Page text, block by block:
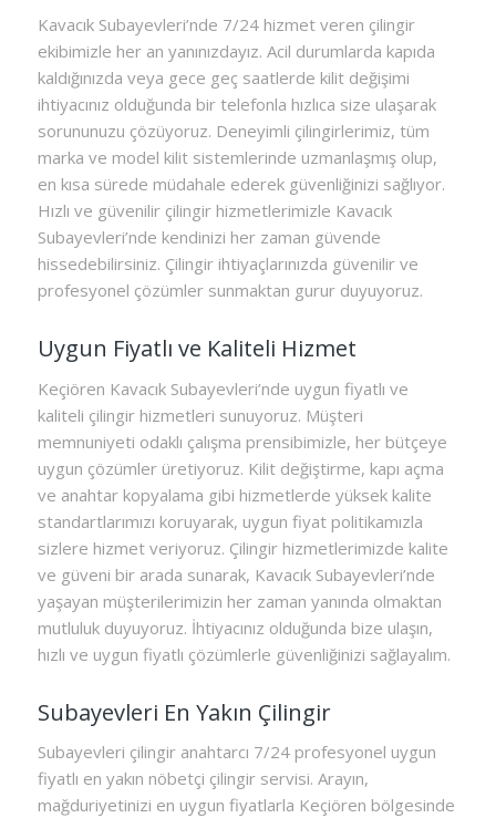
Kavacık Subayevleri’nde 7/24 hizmet veren çilingir
ekibimizle her an yanınızdayız. Acil durumlarda kapıda
kaldığınızda veya gece geç saatlerde kilit değişimi
ihtiyacınız olduğunda bir telefonla hızlıca size ulaşarak
sorununuzu çözüyoruz. Deneyimli çilingirlerimiz, tüm
marka ve model kilit sistemlerinde uzmanlaşmış olup,
en kısa sürede müdahale ederek güvenliğinizi sağlıyor.
Hızlı ve güvenilir çilingir hizmetlerimizle Kavacık
Subayevleri’nde kendinizi her zaman güvende
hissedebilirsiniz. Çilingir ihtiyaçlarınızda güvenilir ve
profesyonel çözümler sunmaktan gurur duyuyoruz.
Uygun Fiyatlı ve Kaliteli Hizmet
Keçiören Kavacık Subayevleri’nde uygun fiyatlı ve
kaliteli çilingir hizmetleri sunuyoruz. Müşteri
memnuniyeti odaklı çalışma prensibimizle, her bütçeye
uygun çözümler üretiyoruz. Kilit değiştirme, kapı açma
ve anahtar kopyalama gibi hizmetlerde yüksek kalite
standartlarımızı koruyarak, uygun fiyat politikamızla
sizlere hizmet veriyoruz. Çilingir hizmetlerimizde kalite
ve güveni bir arada sunarak, Kavacık Subayevleri’nde
yaşayan müşterilerimizin her zaman yanında olmaktan
mutluluk duyuyoruz. İhtiyacınız olduğunda bize ulaşın,
hızlı ve uygun fiyatlı çözümlerle güvenliğinizi sağlayalım.
Subayevleri En Yakın Çilingir
Subayevleri çilingir anahtarcı 7/24 profesyonel uygun
fiyatlı en yakın nöbetçi çilingir servisi. Arayın,
mağduriyetinizi en uygun fiyatlarla Keçiören bölgesinde